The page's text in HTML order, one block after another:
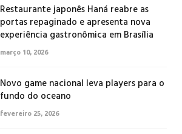
Restaurante japonês Haná reabre as
portas repaginado e apresenta nova
experiência gastronômica em Brasília
março 10, 2026
Novo game nacional leva players para o
fundo do oceano
fevereiro 25, 2026